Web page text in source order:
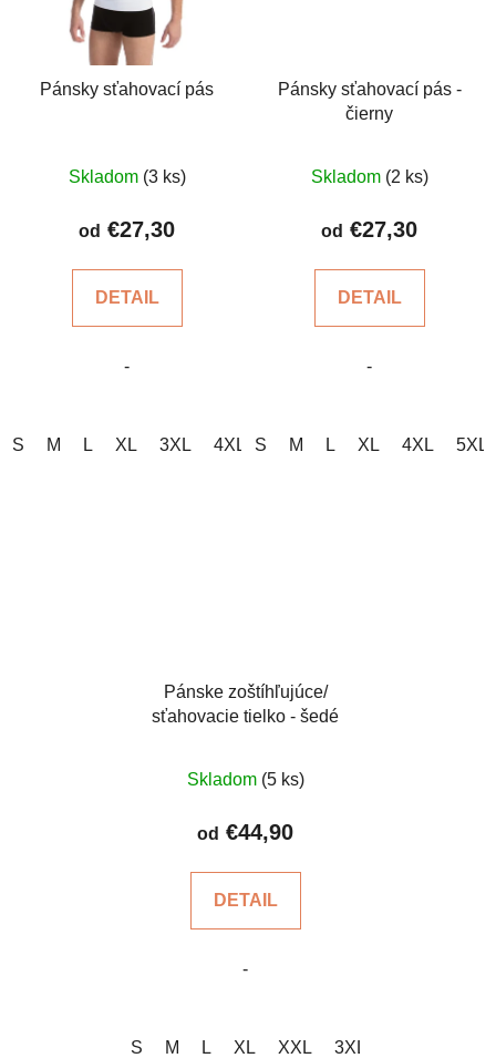
Pánsky sťahovací pás
hodnotenie
produktu
z
hviezdičiek.
Skladom (3 ks)
od €27,30
DETAIL
-
S M L XL 3XL 4XL 5XL
Pánsky sťahovací pás -
čierny
hodnotenie
produktu
z
hviezdičiek.
Skladom (2 ks)
od €27,30
DETAIL
-
S M L XL 4XL 5XL
Pánske zoštíhľujúce/
sťahovacie tielko - šedé
hodnotenie
produktu
z
hviezdičiek.
Skladom (5 ks)
od €44,90
DETAIL
-
S M L XL XXL 3XL